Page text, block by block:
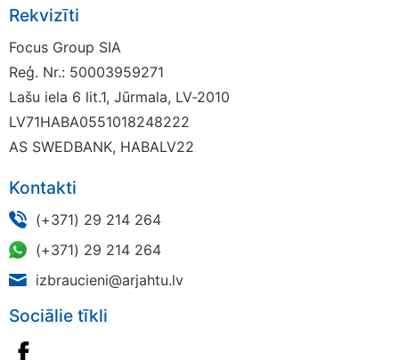
Rekvizīti
Focus Group SIA
Reģ. Nr.: 50003959271
Lašu iela 6 lit.1, Jūrmala, LV-2010
LV71HABA0551018248222
AS SWEDBANK, HABALV22
Kontakti
(+371) 29 214 264
(+371) 29 214 264
izbraucieni@arjahtu.lv
Sociālie tīkli